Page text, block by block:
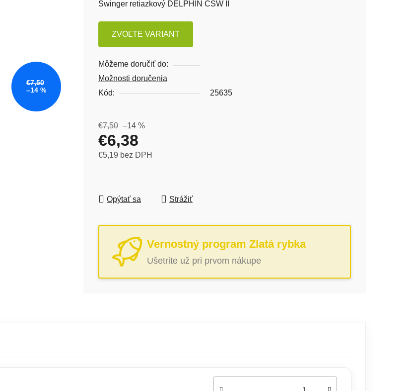
Swinger retiazkový DELPHIN CSW II
ZVOĽTE VARIANT
Môžeme doručiť do:
Možnosti doručenia
Kód:
25635
€7,50 –14 %
€6,38
€5,19 bez DPH
Opýtať sa Strážiť
Vernostný program Zlatá rybka
Ušetrite už pri prvom nákupe
€7,50
–14 %